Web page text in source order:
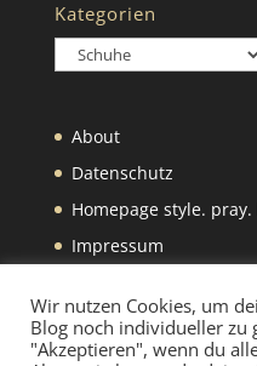
Kategorien
Kategorien
About
Datenschutz
Homepage style. pray.
Impressum
Wir nutzen Cookies, um
Blog noch individueller zu
"Akzeptieren", wenn du